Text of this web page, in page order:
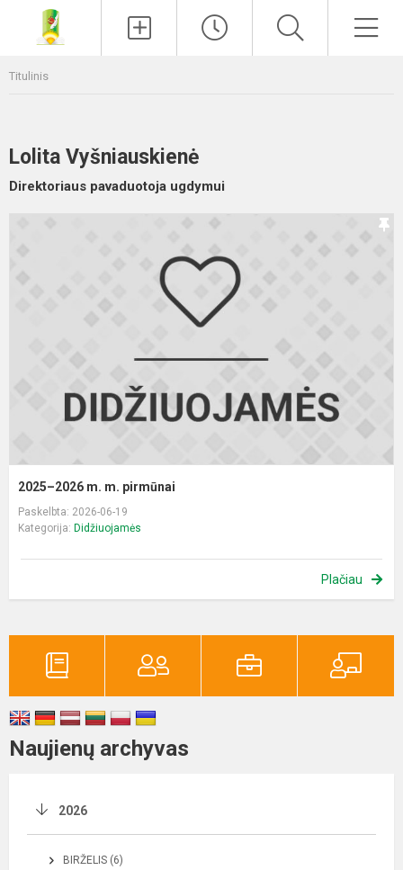
Titulinis
Lolita Vyšniauskienė
Direktoriaus pavaduotoja ugdymui
2025–2026 m. m. pirmūnai
Paskelbta: 2026-06-19
Kategorija: Didžiuojamės
Plačiau
Naujienų archyvas
2026
BIRŽELIS (6)